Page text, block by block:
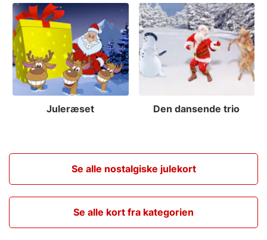
Juleræset Den dansende trio
Se alle nostalgiske julekort
Se alle kort fra kategorien